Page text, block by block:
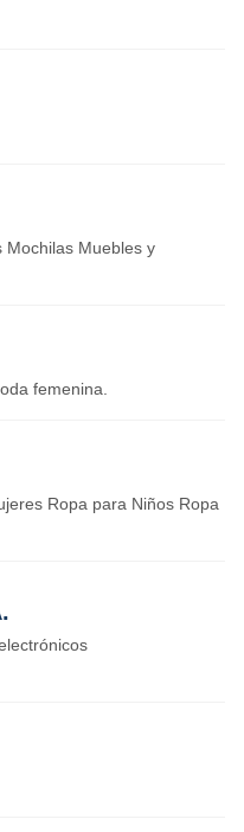
Mochilas Muebles y
femenina.
Ropa para Niños Ropa